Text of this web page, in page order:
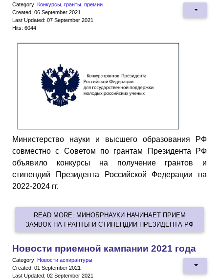
Category: Конкурсы, гранты, премии
Created: 06 September 2021
Last Updated: 07 September 2021
Hits: 6044
Министерство науки и высшего образования РФ
совместно с Советом по грантам Президента РФ
объявило конкурсы на получение грантов и
стипендий Президента Российской Федерации на
2022-2024 гг.
READ MORE: МИНОБРНАУКИ НАЧИНАЕТ ПРИЕМ
ЗАЯВОК НА ГРАНТЫ И СТИПЕНДИИ ПРЕЗИДЕНТА РФ
Новости приемной кампании 2021 года
Category: Новости аспирантуры
Created: 01 September 2021
Last Updated: 02 September 2021